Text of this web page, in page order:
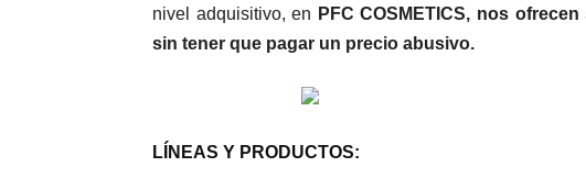
nivel adquisitivo, en PFC COSMETICS, nos
sin tener que pagar un precio abusivo.
LÍNEAS Y PRODUCTOS: